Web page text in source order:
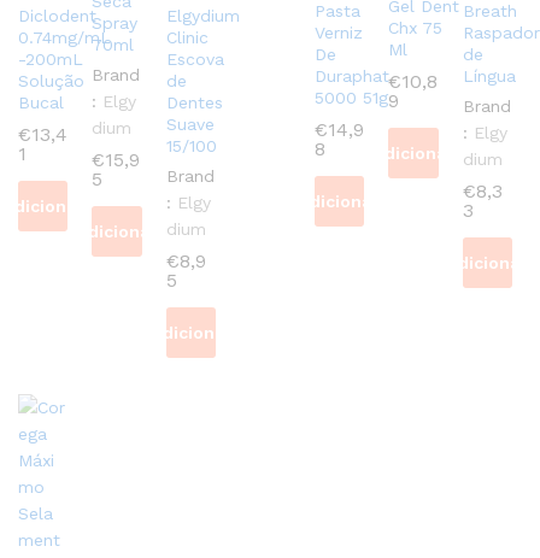
Diclodent
0.74mg/mL
-200mL
Solução
Bucal
€13,4
1
Adicionar
Spray
70ml
Brand
: Elgy
dium
€15,9
5
Adicionar
Elgydium
Clinic
Escova
de
Dentes
Suave
15/100
Brand
: Elgy
dium
€8,9
5
Adicionar
Pasta
Verniz
De
Duraphat
5000 51g
€14,9
8
Adicionar
Gel Dent
Chx 75
Ml
€10,8
9
Adicionar
Breath
Raspador
de
Língua
Brand
: Elgy
dium
€8,3
3
Adicionar